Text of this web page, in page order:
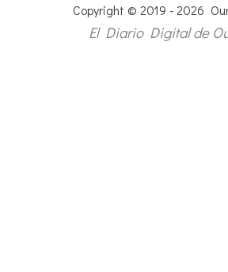
Copyright © 2019 - 2026
El Diario Digital de